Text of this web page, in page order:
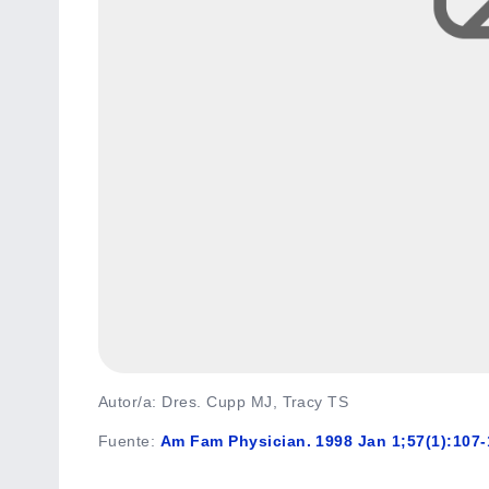
Autor/a: Dres. Cupp MJ, Tracy TS
Fuente: Am Fam Physician. 1998 Jan 1;57(1):107-